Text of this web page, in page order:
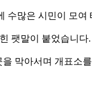
수많은 시민이 모여
팻말이 붙었습니다.
막아서며 개표소